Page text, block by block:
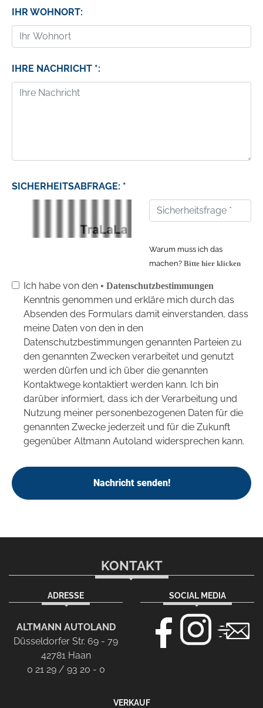
IHR WOHNORT:
IHRE NACHRICHT *:
SICHERHEITSABFRAGE: *
Warum muss ich das
machen? Bitte hier klicken
Ich habe von den • Datenschutzbestimmungen
Kenntnis genommen und erkläre mich durch das
Absenden des Formulars damit einverstanden, dass
meine Daten von den in den
Datenschutzbestimmungen genannten Parteien zu
den genannten Zwecken verarbeitet und genutzt
werden dürfen und ich über die genannten
Kontaktwege kontaktiert werden kann. Ich bin
darüber informiert, dass ich der Verarbeitung und
Nutzung meiner personenbezogenen Daten für die
genannten Zwecke jederzeit und für die Zukunft
gegenüber Altmann Autoland widersprechen kann.
Nachricht senden!
KONTAKT
ADRESSE
ALTMANN AUTOLAND
Düsseldorfer Str. 69 - 79
42781 Haan
0 21 29 / 93 20 - 0
SOCIAL MEDIA
VERKAUF